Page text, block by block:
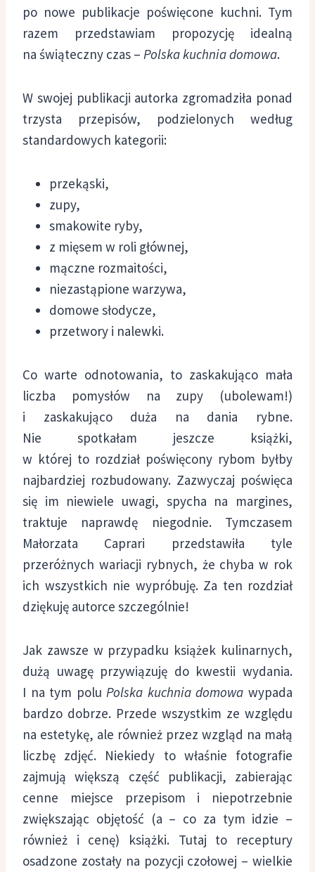
po nowe publikacje poświęcone kuchni. Tym
razem przedstawiam propozycję idealną
na świąteczny czas – Polska kuchnia domowa.
W swojej publikacji autorka zgromadziła ponad
trzysta przepisów, podzielonych według
standardowych kategorii:
przekąski,
zupy,
smakowite ryby,
z mięsem w roli głównej,
mączne rozmaitości,
niezastąpione warzywa,
domowe słodycze,
przetwory i nalewki.
Co warte odnotowania, to zaskakująco mała
liczba pomysłów na zupy (ubolewam!)
i zaskakująco duża na dania rybne.
Nie spotkałam jeszcze książki,
w której to rozdział poświęcony rybom byłby
najbardziej rozbudowany. Zazwyczaj poświęca
się im niewiele uwagi, spycha na margines,
traktuje naprawdę niegodnie. Tymczasem
Małorzata Caprari przedstawiła tyle
przeróżnych wariacji rybnych, że chyba w rok
ich wszystkich nie wypróbuję. Za ten rozdział
dziękuję autorce szczególnie!
Jak zawsze w przypadku książek kulinarnych,
dużą uwagę przywiązuję do kwestii wydania.
I na tym poluPolska kuchnia domowa wypada
bardzo dobrze. Przede wszystkim ze względu
na estetykę, ale również przez wzgląd na małą
liczbę zdjęć. Niekiedy to właśnie fotografie
zajmują większą część publikacji, zabierając
cenne miejsce przepisom i niepotrzebnie
zwiększając objętość (a – co za tym idzie –
również i cenę) książki. Tutaj to receptury
osadzone zostały na pozycji czołowej – wielkie